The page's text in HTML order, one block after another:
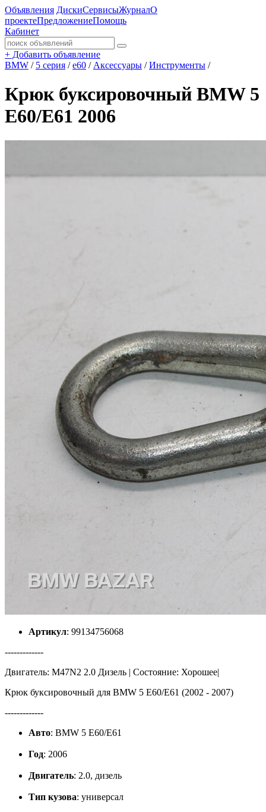
Объявления ДискиСервисыЖурналО
проектеПредложениеПомощь
Кабинет
+ Добавить объявление
BMW / 5 серия /e60 / Аксессуары /Инструменты /
Крюк буксировочный BMW 5
E60/E61 2006
Артикул: 99134756068
-------------
Двигатель: M47N2 2.0 Дизель | Состояние: Хорошее|
Крюк буксировочный для BMW 5 E60/E61 (2002 - 2007)
-------------
Авто: BMW 5 E60/E61
Год: 2006
Двигатель: 2.0, дизель
Тип кузова: универсал